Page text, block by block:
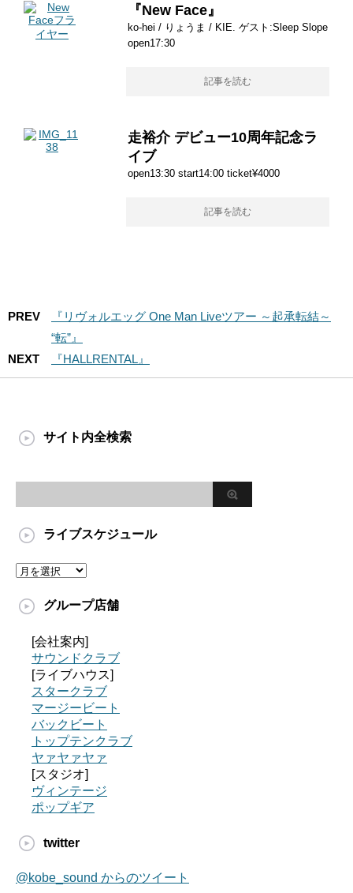
『New Face』
ko-hei / りょうま / KIE. ゲスト:Sleep Slope
open17:30
記事を読む
走裕介 デビュー10周年記念ラ
イブ
open13:30 start14:00 ticket¥4000
記事を読む
PREV
『リヴォルエッグ One Man Liveツアー ～起承転結～
“転”』
NEXT
『HALLRENTAL』
サイト内全検索
ライブスケジュール
グループ店舗
[会社案内]
サウンドクラブ
[ライブハウス]
スタークラブ
マージービート
バックビート
トップテンクラブ
ヤァヤァヤァ
[スタジオ]
ヴィンテージ
ポップギア
twitter
@kobe_sound からのツイート